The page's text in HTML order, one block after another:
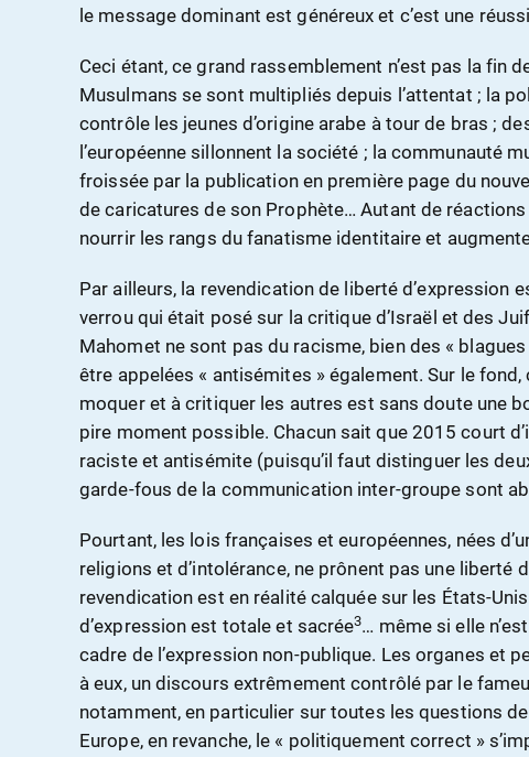
le message dominant est généreux et c’est une
Ceci étant, ce grand rassemblement n’est pas la fin
Musulmans se sont multipliés depuis l’attentat ; la
contrôle les jeunes d’origine arabe à tour de bras ;
l’européenne sillonnent la société ; la communauté
froissée par la publication en première page du
de caricatures de son Prophète… Autant de
nourrir les rangs du fanatisme identitaire et
Par ailleurs, la revendication de liberté d’expression
verrou qui était posé sur la critique d’Israël et des
Mahomet ne sont pas du racisme, bien des «
être appelées « antisémites » également. Sur le
moquer et à critiquer les autres est sans doute une
pire moment possible. Chacun sait que 2015 court
raciste et antisémite (puisqu’il faut distinguer les
garde-fous de la communication inter-groupe sont
Pourtant, les lois françaises et européennes, nées
religions et d’intolérance, ne prônent pas une liberté
revendication est en réalité calquée sur les États-
d’expression est totale et sacrée3… même si elle
cadre de l’expression non-publique. Les organes et
à eux, un discours extrêmement contrôlé par le
notamment, en particulier sur toutes les questions
Europe, en revanche, le « politiquement correct »